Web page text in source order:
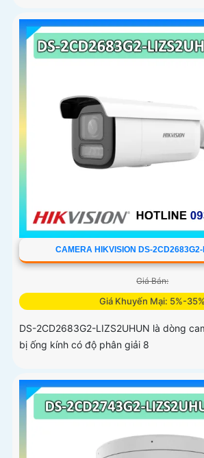
CAMERA HIKVISION DS-
Giá Bán:
Giá Khuyến Mại: 5%-35%
DS-2CD2683G2-LIZS2UHUN là dòng
bị ống kính có độ phân giải 8